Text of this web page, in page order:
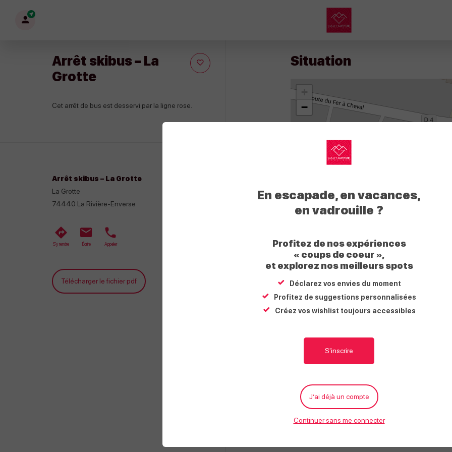
Mon
Haut
Giffre
Arrêt skibus – La
Grotte
Cet arrêt de bus est desservi par la ligne rose.
Arrêt skibus – La Grotte
La Grotte
74440 La Rivière-Enverse
S'y rendre Écrire Appeler
Télécharger le fichier pdf
Situation
−
À proximité
Fête nationale
14 juil. 2027
Arrêt skibus – Chef
Giffre
En escapade, en vacances,
en vadrouille ?
Profitez de nos expériences
« coups de coeur »,
et explorez nos meilleurs spots
Déclarez vos envies du moment
Profitez de suggestions personnalisées
Créez vos wishlist toujours accessibles
S'inscrire
J’ai déjà un compte
Continuer sans me connecter